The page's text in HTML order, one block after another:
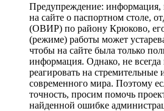
Предупреждение: информация,
на сайте о паспортном столе,
(ОВИР) по району Крюково, его
(режиме) работы может
чтобы на сайте была только
информация. Однако, не всегда
реагировать на стремительные
современного мира. Поэтому
точность, просим помочь
найденной ошибке